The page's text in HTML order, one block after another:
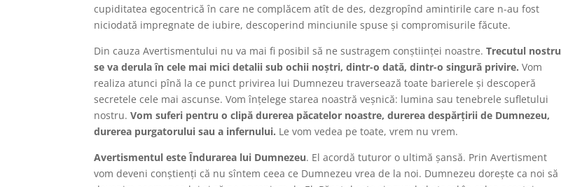
cupiditatea egocentrică în care ne complăcem atît de des, dezgropînd amintirile care n-au fost
niciodată impregnate de iubire, descoperind minciunile spuse și compromisurile făcute.
Din cauza Avertismentului nu va mai fi posibil să ne sustragem conștiinței noastre.Trecutul nostru
se va derula în cele mai mici detalii sub ochii noștri, dintr-o dată, dintr-o singură privire. Vom
realiza atunci pînă la ce punct privirea lui Dumnezeu traversează toate barierele și descoperă
secretele cele mai ascunse. Vom înțelege starea noastră veșnică: lumina sau tenebrele sufletului
nostru.Vom suferi pentru o clipă durerea păcatelor noastre, durerea despărțirii de Dumnezeu,
durerea purgatorului sau a infernului. Le vom vedea pe toate, vrem nu vrem.
Avertismentul este Îndurarea lui Dumnezeu. El acordă tuturor o ultimă șansă. Prin Avertisment
vom deveni conștienți că nu sîntem ceea ce Dumnezeu vrea de la noi. Dumnezeu dorește ca noi să